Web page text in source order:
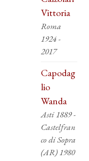
Vittoria
Roma
1924 -
2017
Capodag
lio
Wanda
Asti 1889 -
Castelfran
co di Sopra
(AR) 1980